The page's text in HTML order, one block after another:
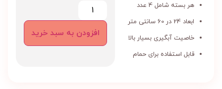
هر بسته شامل 4 عدد
ابعاد 24 در 60 سانتی متر
خاصیت آبگیری بسیار بالا
قابل استفاده برای حمام
افزودن به سبد خرید